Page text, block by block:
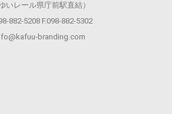
ゆいレール県庁前駅直結）
882-5208 F.098-882-5302
branding.com